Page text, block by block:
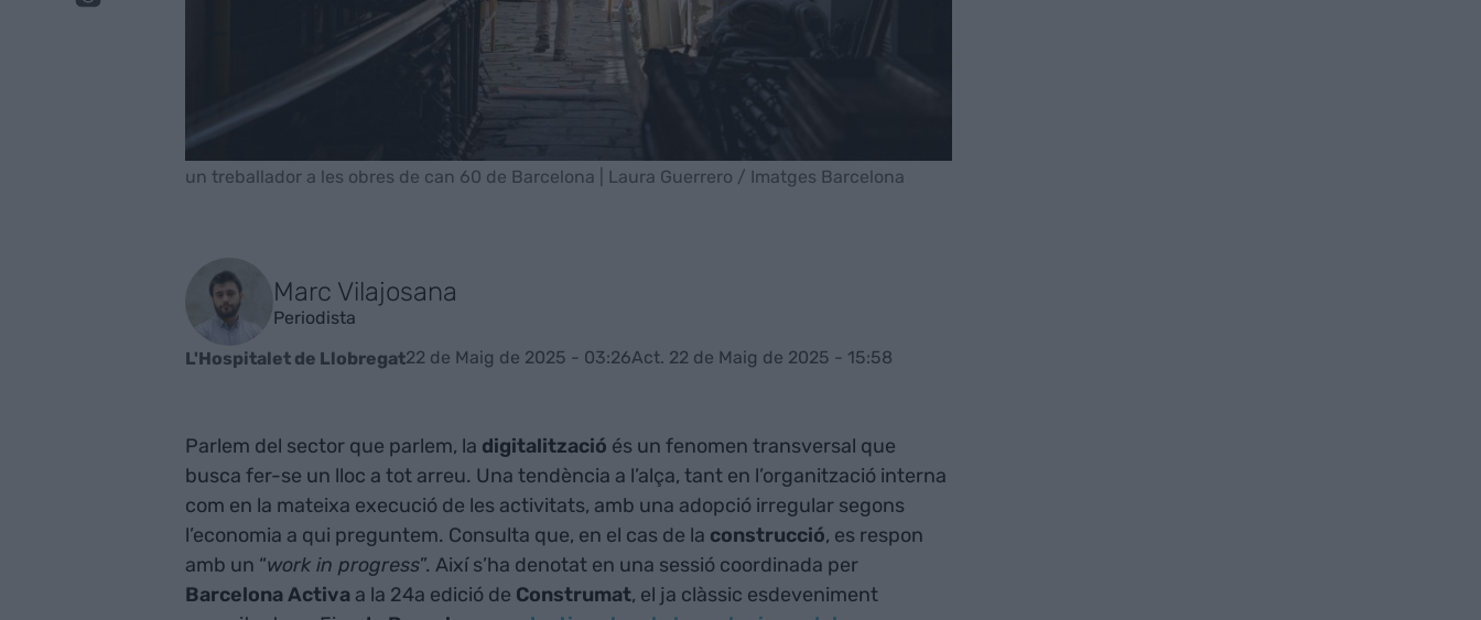
un treballador a les obres de can 60 de Barcelona | Laura Guerrero / Imatges Barcelona
Marc Vilajosana
Periodista
L'Hospitalet de Llobregat22 de Maig de 2025 - 03:26Act. 22 de Maig de 2025 - 15:58
Parlem del sector que parlem, la digitalització és un fenomen transversal que
busca fer-se un lloc a tot arreu. Una tendència a l’alça, tant en l’organització interna
com en la mateixa execució de les activitats, amb una adopció irregular segons
l’economia a qui preguntem. Consulta que, en el cas de la construcció, es respon
amb un “work in progress”. Així s’ha denotat en una sessió coordinada per
Barcelona Activaa la 24a edició de Construmat, el ja clàssic esdeveniment